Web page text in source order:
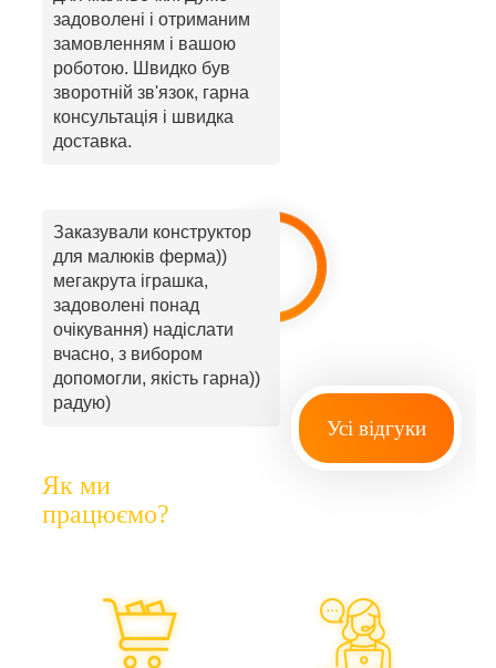
задоволені і отриманим
замовленням і вашою
роботою. Швидко був
зворотній зв'язок, гарна
консультація і швидка
доставка.
Заказували конструктор
для малюків ферма))
мегакрута іграшка,
задоволені понад
очікування) надіслати
вчасно, з вибором
допомогли, якість гарна))
радую)
Усі відгуки
Як ми
працюємо?